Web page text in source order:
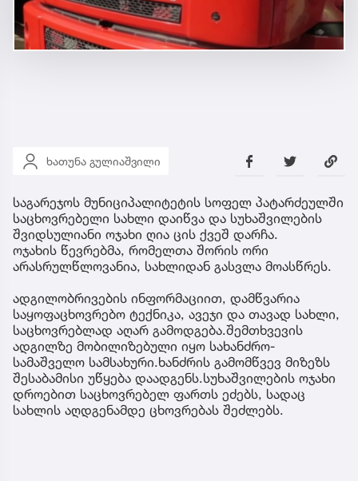
ხათუნა გულიაშვილი
საგარეჯოს მუნიციპალიტეტის სოფელ პატარძეულში
საცხოვრებელი სახლი დაიწვა და სუხაშვილების
შვიდსულიანი ოჯახი ღია ცის ქვეშ დარჩა.
ოჯახის წევრებმა, რომელთა შორის ორი
არასრულწლოვანია, სახლიდან გასვლა მოასწრეს.
ადგილობრივების ინფორმაციით, დამწვარია
საყოფაცხოვრებო ტექნიკა, ავეჯი და თავად სახლი,
საცხოვრებლად აღარ გამოდგება.შემთხვევის
ადგილზე მობილიზებული იყო სახანძრო-
სამაშველო სამსახური.ხანძრის გამომწვევ მიზეზს
შესაბამისი უწყება დაადგენს.სუხაშვილების ოჯახი
დროებით საცხოვრებელ ფართს ეძებს, სადაც
სახლის აღდგენამდე ცხოვრებას შეძლებს.